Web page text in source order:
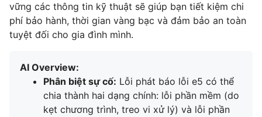
vững các thông tin kỹ thuật sẽ giúp bạn tiết kiệm chi
phí bảo hành, thời gian vàng bạc và đảm bảo an toàn
tuyệt đối cho gia đình mình.
AI Overview:
Phân biệt sự cố: Lỗi phát báo lỗi e5 có thể
chia thành hai dạng chính: lỗi phần mềm (do
kẹt chương trình, treo vi xử lý) và lỗi phần